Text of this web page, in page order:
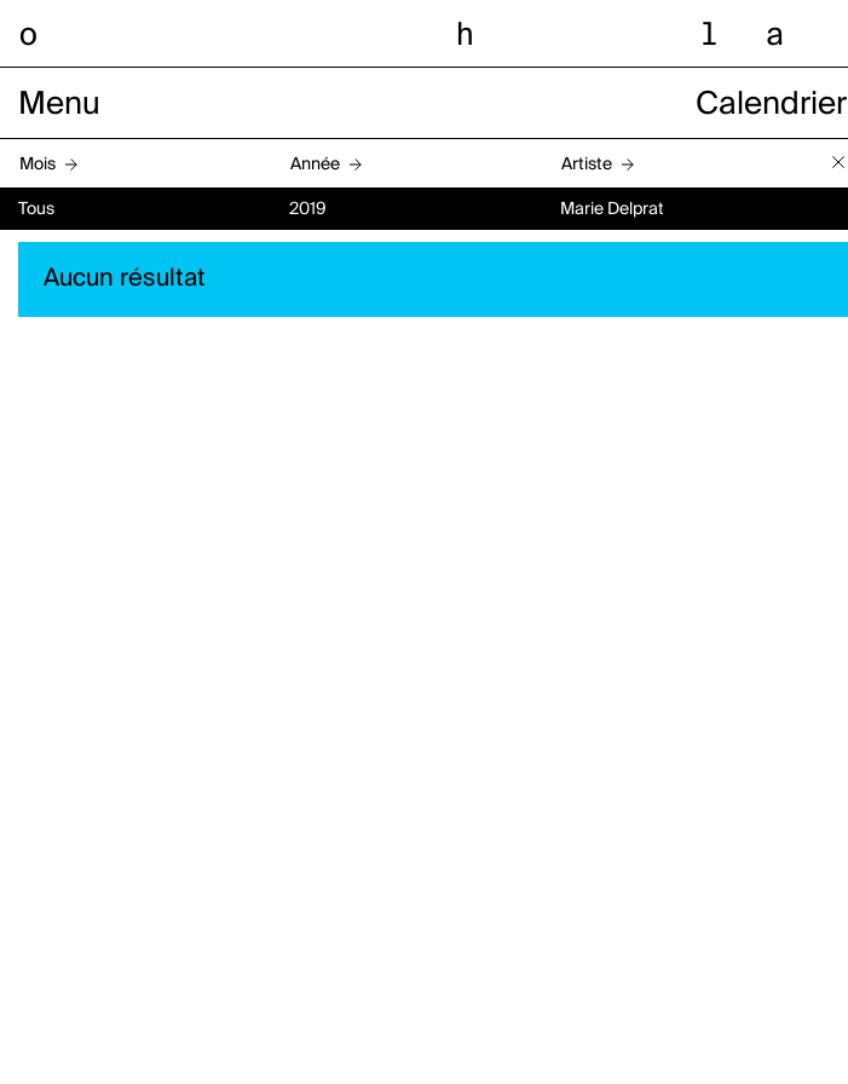
o h l a
Menu Calendrier
Mois Année Artiste
Tous 2019 Marie Delprat
Aucun résultat